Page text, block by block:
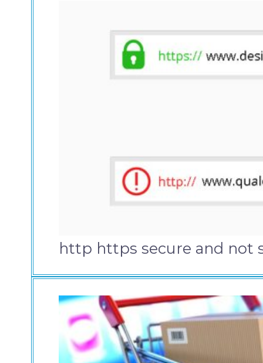
http https secure and not